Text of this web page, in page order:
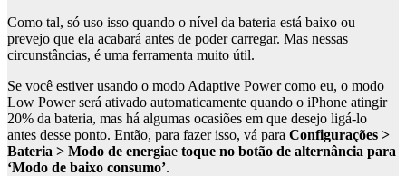
Como tal, só uso isso quando o nível da bateria está baixo ou
prevejo que ela acabará antes de poder carregar. Mas nessas
circunstâncias, é uma ferramenta muito útil.
Se você estiver usando o modo Adaptive Power como eu, o modo
Low Power será ativado automaticamente quando o iPhone atingir
20% da bateria, mas há algumas ocasiões em que desejo ligá-lo
antes desse ponto. Então, para fazer isso, vá para Configurações >
Bateria > Modo de energiae toque no botão de alternância para
‘Modo de baixo consumo’.